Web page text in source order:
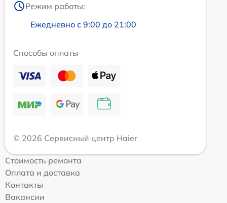
Режим работы:
Ежедневно с 9:00 до 21:00
Способы оплаты
© 2026 Сервисный центр Haier
Стоимость ремонта
Оплата и доставка
Контакты
Вакансии